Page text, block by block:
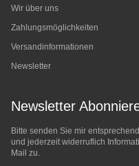
Wir über uns
Zahlungsmöglichkeiten
Versandinformationen
Newsletter
Newsletter
Bitte senden Sie mir
und jederzeit widerruflich
Mail zu.